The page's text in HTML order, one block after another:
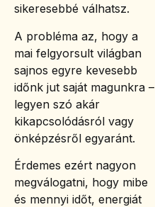
sikeresebbé válhatsz.
A probléma az, hogy a
mai felgyorsult világban
sajnos egyre kevesebb
időnk jut saját magunkra –
legyen szó akár
kikapcsolódásról vagy
önképzésről egyaránt.
Érdemes ezért nagyon
megválogatni, hogy mibe
és mennyi időt, energiát